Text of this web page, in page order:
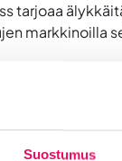
Suostumus
tarjoaa
markkinoilla
tärkeys